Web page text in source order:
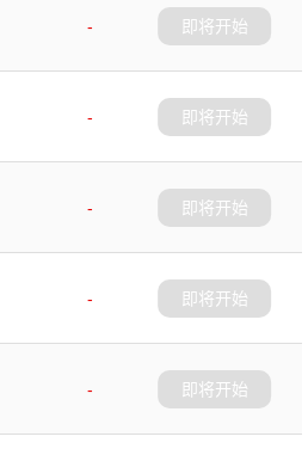
-
即将开始
-
即将开始
-
即将开始
-
即将开始
-
即将开始